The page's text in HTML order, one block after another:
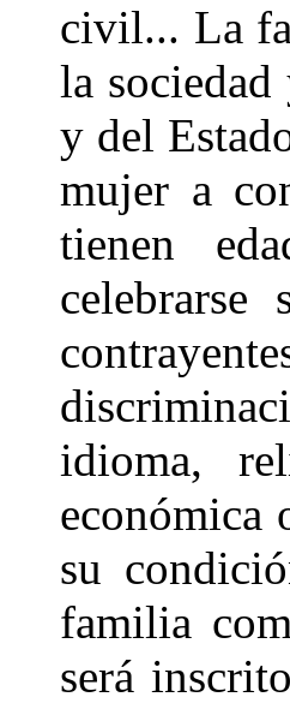
civil... La
la
y del
mujer a
tienen
idioma,
económica
su
familia
será